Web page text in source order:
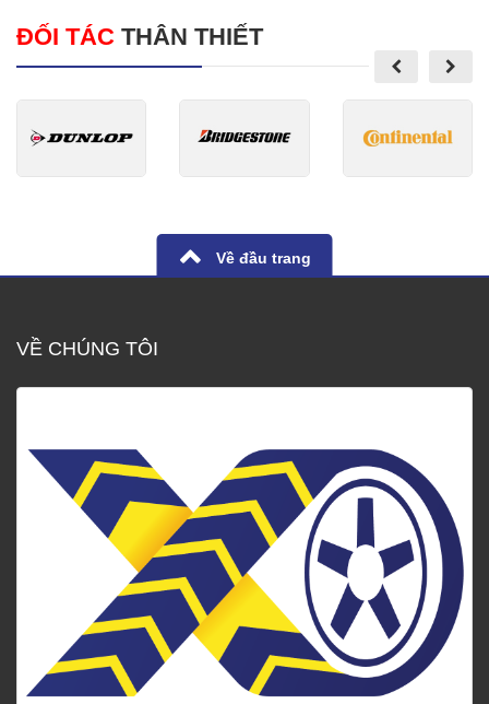
ĐỐI TÁC THÂN THIẾT
Về đầu trang
VỀ CHÚNG TÔI